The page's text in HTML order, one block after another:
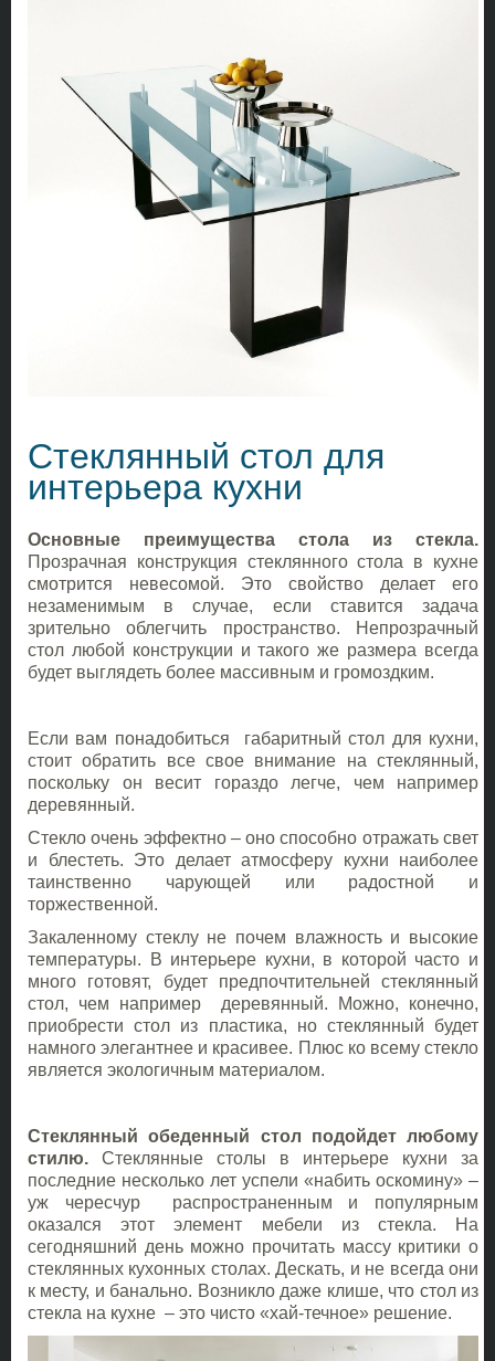
Стеклянный стол для
интерьера кухни
Основные преимущества стола из стекла.
Прозрачная конструкция стеклянного стола в кухне
смотрится невесомой. Это свойство делает его
незаменимым в случае, если ставится задача
зрительно облегчить пространство. Непрозрачный
стол любой конструкции и такого же размера всегда
будет выглядеть более массивным и громоздким.
Если вам понадобиться габаритный стол для кухни,
стоит обратить все свое внимание на стеклянный,
поскольку он весит гораздо легче, чем например
деревянный.
Стекло очень эффектно – оно способно отражать свет
и блестеть. Это делает атмосферу кухни наиболее
таинственно чарующей или радостной и
торжественной.
Закаленному стеклу не почем влажность и высокие
температуры. В интерьере кухни, в которой часто и
много готовят, будет предпочтительней стеклянный
стол, чем например деревянный. Можно, конечно,
приобрести стол из пластика, но стеклянный будет
намного элегантнее и красивее. Плюс ко всему стекло
является экологичным материалом.
Стеклянный обеденный стол подойдет любому
стилю. Стеклянные столы в интерьере кухни за
последние несколько лет успели «набить оскомину» –
уж чересчур распространенным и популярным
оказался этот элемент мебели из стекла. На
сегодняшний день можно прочитать массу критики о
стеклянных кухонных столах. Дескать, и не всегда они
к месту, и банально. Возникло даже клише, что стол из
стекла на кухне – это чисто «хай-течное» решение.